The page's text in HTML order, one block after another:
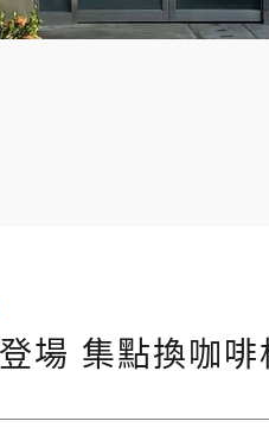
場 集點換咖啡